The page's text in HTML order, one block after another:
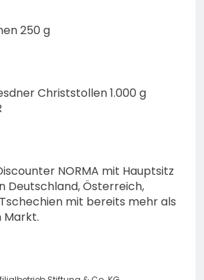
250 g
Christstollen 1.000 g
NORMA mit Hauptsitz
Deutschland, Österreich,
mit bereits mehr als
Markt.